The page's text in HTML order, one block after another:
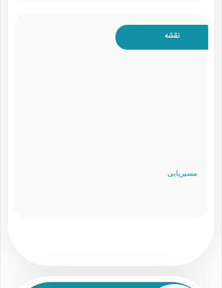
نقشه
مسیریابی